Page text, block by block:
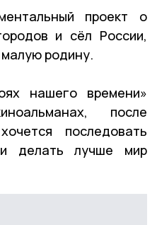
проект о
и сёл России,
родину.
нашего времени»
после
последовать
делать лучше мир